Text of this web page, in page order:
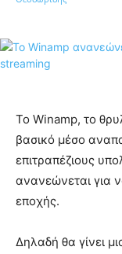
Το Winamp, το
βασικό μέσο
επιτραπέζιους
ανανεώνεται για
εποχής.
Δηλαδή θα γίνει